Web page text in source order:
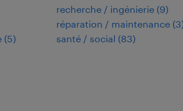
(5)
recherche / ingénierie (9)
réparation / maintenance (3
santé / social (83)